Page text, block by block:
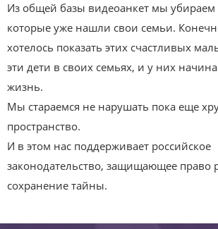
Из общей базы видеоанкет мы убираем
которые уже нашли свои семьи.
хотелось показать этих счастливых
эти дети в своих семьях, и у них
жизнь.
Мы стараемся не нарушать пока еще
пространство.
И в этом нас поддерживает российское
законодательство, защищающее право
сохранение тайны.